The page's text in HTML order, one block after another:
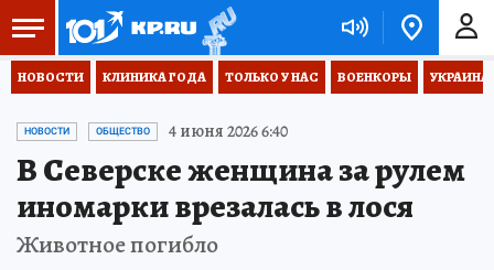
НОВОСТИ КЛИНИКА ГОДА ТОЛЬКО У НАС ВОЕНКОРЫ
НОВОСТИ ОБЩЕСТВО 4 июня 2026 6:40
В Северске женщина за рулем
иномарки врезалась в лося
Животное погибло